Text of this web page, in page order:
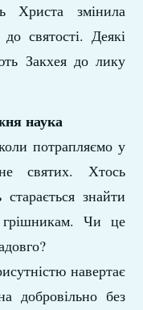
Христа змінила
святості. Деякі
Закхея до лику
наука
потрапляємо у
святих. Хтось
знайти
грішникам. Чи це
навертає
добровільно без